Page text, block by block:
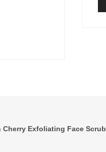
Cherry Exfoliating Face Scrub